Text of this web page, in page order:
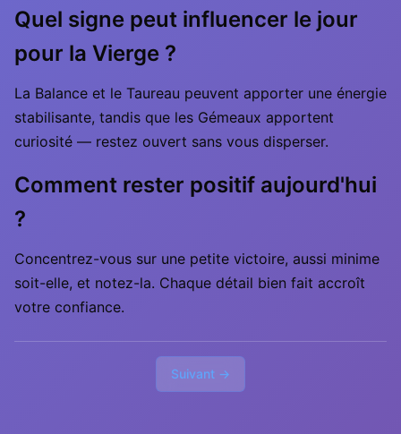
Quel signe peut influencer le jour
pour la Vierge ?
La Balance et le Taureau peuvent apporter une énergie
stabilisante, tandis que les Gémeaux apportent
curiosité — restez ouvert sans vous disperser.
Comment rester positif aujourd'hui
?
Concentrez-vous sur une petite victoire, aussi minime
soit-elle, et notez-la. Chaque détail bien fait accroît
votre confiance.
Suivant →